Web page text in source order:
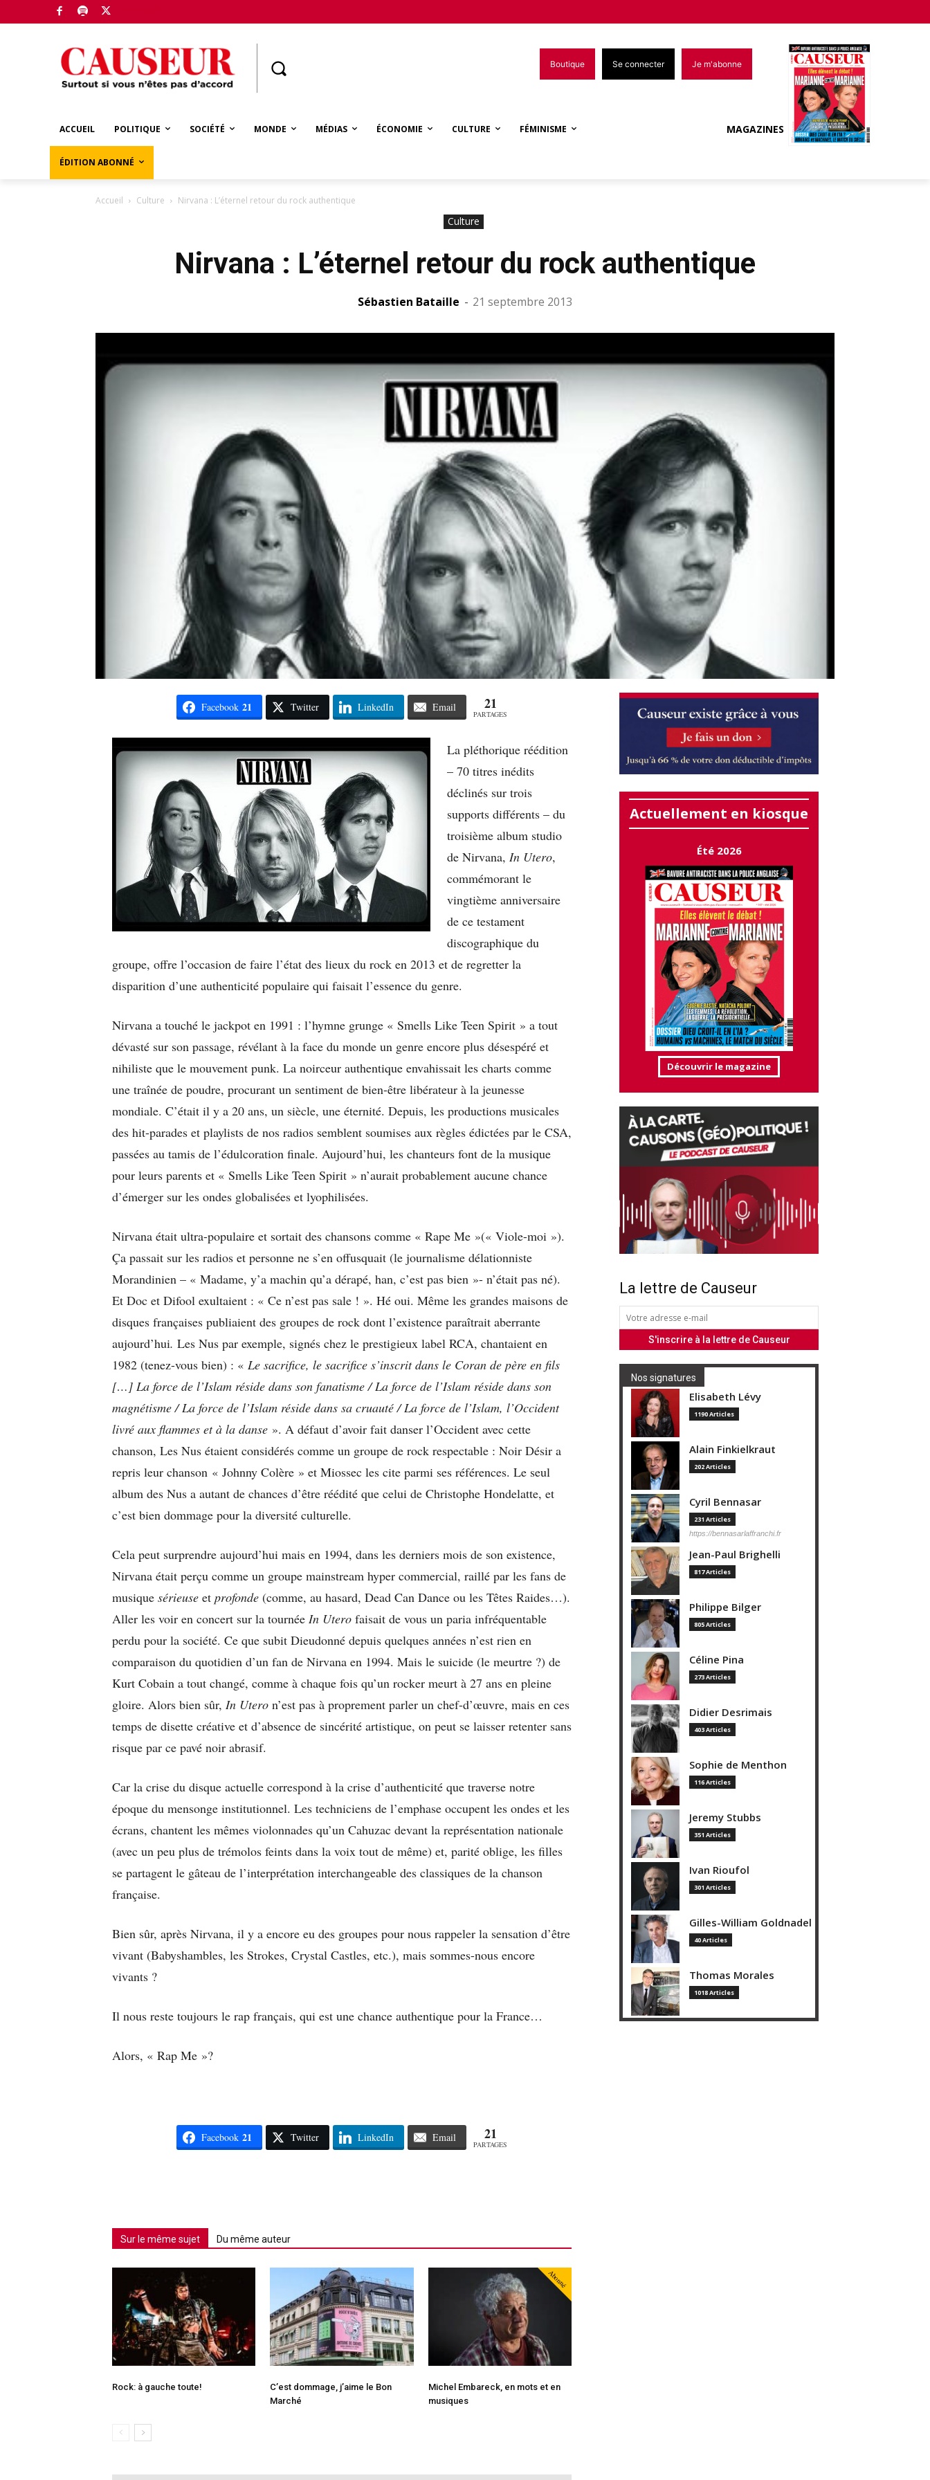
Boutique Se connecter Je m'abonne
ACCUEIL POLITIQUE SOCIÉTÉ MONDE MÉDIAS ÉCONOMIE CULTURE FÉMINISME
ÉDITION ABONNÉ
MAGAZINES
Accueil Culture Nirvana : L’éternel retour du rock authentique
Culture
Nirvana : L’éternel retour du rock authentique
Sébastien Bataille - 21 septembre 2013
Facebook 21 Twitter LinkedIn Email 21
PARTAGES
La pléthorique réédition
– 70 titres inédits
déclinés sur trois
supports différents – du
troisième album studio
de Nirvana, In Utero,
commémorant le
vingtième anniversaire
de ce testament
discographique du
groupe, offre l’occasion de faire l’état des lieux du rock en 2013 et de regretter la
disparition d’une authenticité populaire qui faisait l’essence du genre.
Nirvana a touché le jackpot en 1991 : l’hymne grunge « Smells Like Teen Spirit » a tout
dévasté sur son passage, révélant à la face du monde un genre encore plus désespéré et
nihiliste que le mouvement punk. La noirceur authentique envahissait les charts comme
une traînée de poudre, procurant un sentiment de bien-être libérateur à la jeunesse
mondiale. C’était il y a 20 ans, un siècle, une éternité. Depuis, les productions musicales
des hit-parades et playlists de nos radios semblent soumises aux règles édictées par le CSA,
passées au tamis de l’édulcoration finale. Aujourd’hui, les chanteurs font de la musique
pour leurs parents et « Smells Like Teen Spirit » n’aurait probablement aucune chance
d’émerger sur les ondes globalisées et lyophilisées.
Nirvana était ultra-populaire et sortait des chansons comme « Rape Me »(« Viole-moi »).
Ça passait sur les radios et personne ne s’en offusquait (le journalisme délationniste
Morandinien – « Madame, y’a machin qu’a dérapé, han, c’est pas bien »- n’était pas né).
Et Doc et Difool exultaient : « Ce n’est pas sale ! ». Hé oui. Même les grandes maisons de
disques françaises publiaient des groupes de rock dont l’existence paraîtrait aberrante
aujourd’hui. Les Nus par exemple, signés chez le prestigieux label RCA, chantaient en
1982 (tenez-vous bien) : « Le sacrifice, le sacrifice s’inscrit dans le Coran de père en fils
[…] La force de l’Islam réside dans son fanatisme / La force de l’Islam réside dans son
magnétisme / La force de l’Islam réside dans sa cruauté / La force de l’Islam, l’Occident
livré aux flammes et à la danse ». A défaut d’avoir fait danser l’Occident avec cette
chanson, Les Nus étaient considérés comme un groupe de rock respectable : Noir Désir a
repris leur chanson « Johnny Colère » et Miossec les cite parmi ses références. Le seul
album des Nus a autant de chances d’être réédité que celui de Christophe Hondelatte, et
c’est bien dommage pour la diversité culturelle.
Cela peut surprendre aujourd’hui mais en 1994, dans les derniers mois de son existence,
Nirvana était perçu comme un groupe mainstream hyper commercial, raillé par les fans de
musique sérieuse et profonde (comme, au hasard, Dead Can Dance ou les Têtes Raides…).
Aller les voir en concert sur la tournée In Utero faisait de vous un paria infréquentable
perdu pour la société. Ce que subit Dieudonné depuis quelques années n’est rien en
comparaison du quotidien d’un fan de Nirvana en 1994. Mais le suicide (le meurtre ?) de
Kurt Cobain a tout changé, comme à chaque fois qu’un rocker meurt à 27 ans en pleine
gloire. Alors bien sûr, In Utero n’est pas à proprement parler un chef-d’œuvre, mais en ces
temps de disette créative et d’absence de sincérité artistique, on peut se laisser retenter sans
risque par ce pavé noir abrasif.
Car la crise du disque actuelle correspond à la crise d’authenticité que traverse notre
époque du mensonge institutionnel. Les techniciens de l’emphase occupent les ondes et les
écrans, chantent les mêmes violonnades qu’un Cahuzac devant la représentation nationale
(avec un peu plus de trémolos feints dans la voix tout de même) et, parité oblige, les filles
se partagent le gâteau de l’interprétation interchangeable des classiques de la chanson
française.
Bien sûr, après Nirvana, il y a encore eu des groupes pour nous rappeler la sensation d’être
vivant (Babyshambles, les Strokes, Crystal Castles, etc.), mais sommes-nous encore
vivants ?
Il nous reste toujours le rap français, qui est une chance authentique pour la France…
Alors, « Rap Me »?
Facebook 21 Twitter LinkedIn Email 21
PARTAGES
Sur le même sujet Du même auteur
Rock: à gauche toute!
C’est dommage, j’aime le Bon
Marché
Abonné
Michel Embareck, en mots et en
musiques
Actuellement en kiosque
Été 2026
Découvrir le magazine
La lettre de Causeur
Nos signatures
Elisabeth Lévy
1190 Articles
Alain Finkielkraut
202 Articles
Cyril Bennasar
231 Articles
https://bennasarlaffranchi.fr
Jean-Paul Brighelli
817 Articles
Philippe Bilger
805 Articles
Céline Pina
273 Articles
Didier Desrimais
403 Articles
Sophie de Menthon
116 Articles
Jeremy Stubbs
351 Articles
Ivan Rioufol
301 Articles
Gilles-William Goldnadel
40 Articles
Thomas Morales
1018 Articles